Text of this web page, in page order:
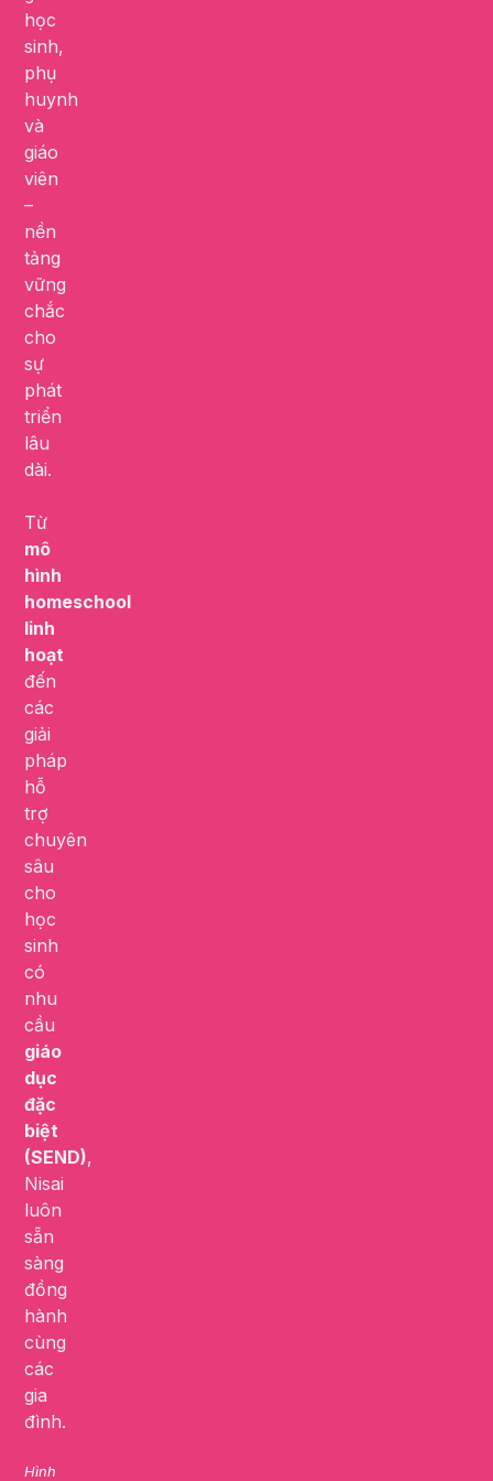
học
sinh,
phụ
huynh
và
giáo
viên
–
nền
tảng
vững
chắc
cho
sự
phát
triển
lâu
dài.
Từ
mô
hình
homeschool
linh
hoạt
đến
các
giải
pháp
hỗ
trợ
chuyên
sâu
cho
học
sinh
có
nhu
cầu
giáo
dục
đặc
biệt
(SEND),
Nisai
luôn
sẵn
sàng
đồng
hành
cùng
các
gia
đình.
Hình